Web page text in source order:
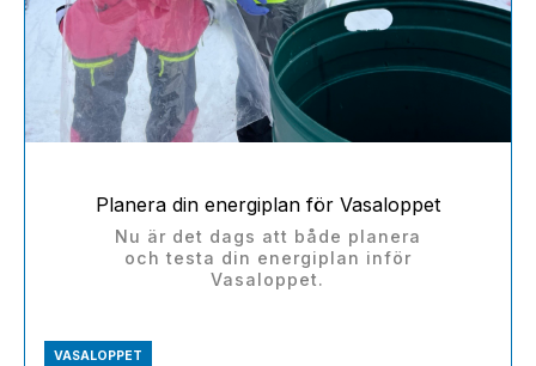
Planera din energiplan för Vasaloppet
Nu är det dags att både planera
och testa din energiplan inför
Vasaloppet.
VASALOPPET